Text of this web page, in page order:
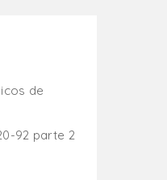
de
92 parte 2